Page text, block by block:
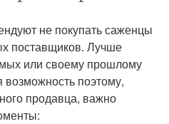
не покупать саженцы
поставщиков. Лучше
или своему прошлому
возможность поэтому,
продавца, важно